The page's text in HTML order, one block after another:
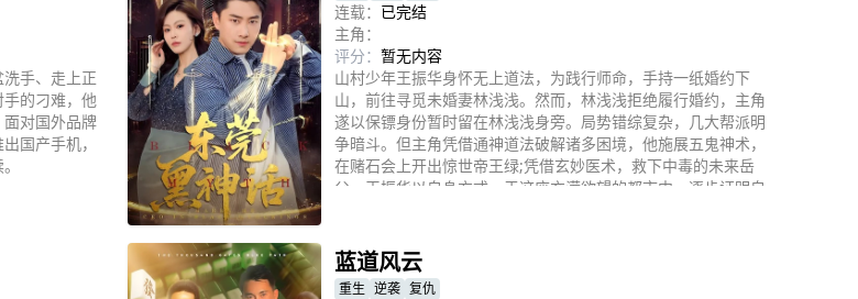
手、走上正
的刁难，他
对国外品牌
国产手机，
连载： 已完结
主角：
评分： 暂无内容
山村少年王振华身怀无上道法，为践行师命，手持一纸婚约下
山，前往寻觅未婚妻林浅浅。然而，林浅浅拒绝履行婚约，主角
遂以保镖身份暂时留在林浅浅身旁。局势错综复杂，几大帮派明
争暗斗。但主角凭借通神道法破解诸多困境，他施展五鬼神术，
在赌石会上开出惊世帝王绿;凭借玄妙医术，救下中毒的未来岳
父。王振华以自身方式，于这座充满欲望的都市中，逐步证明自
蓝道风云
重生 逆袭 复仇